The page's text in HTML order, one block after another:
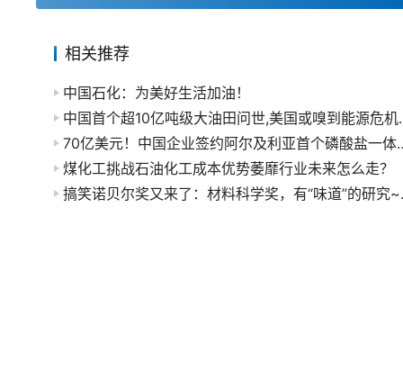
相关推荐
中国石化：为美好生活加油！
中国首个超
70亿美元！中国
煤化工挑战石油化工成本优势萎靡行业未来怎么走？
搞笑诺